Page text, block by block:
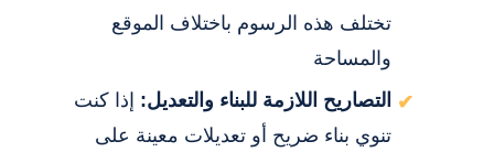
تختلف هذه الرسوم باختلاف الموقع
والمساحة
التصاريح اللازمة للبناء والتعديل: إذا كنت
تنوي بناء ضريح أو تعديلات معينة على